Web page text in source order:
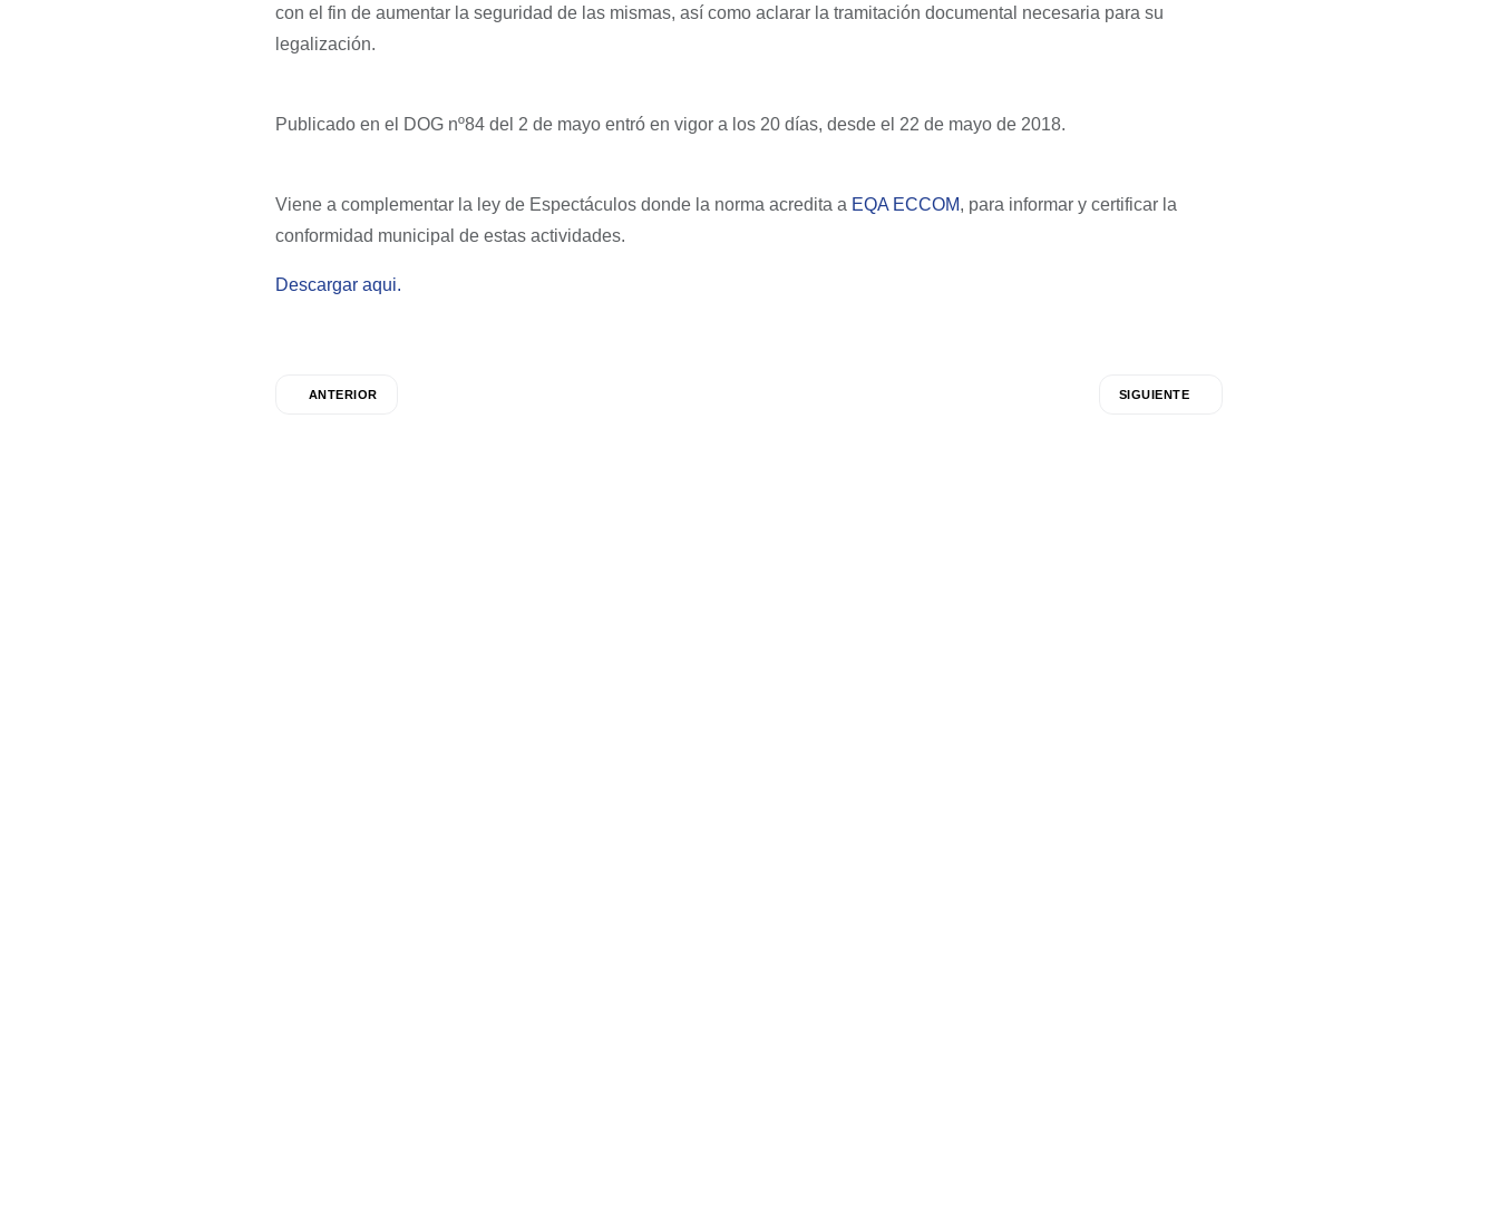
con el fin de aumentar la seguridad de las mismas, así como aclarar la tramitación documental necesaria para su
legalización.
Publicado en el DOG nº84 del 2 de mayo entró en vigor a los 20 días, desde el 22 de mayo de 2018.
Viene a complementar la ley de Espectáculos donde la norma acredita a EQA ECCOM, para informar y certificar la
conformidad municipal de estas actividades.
Descargar aqui.
ANTERIOR SIGUIENTE